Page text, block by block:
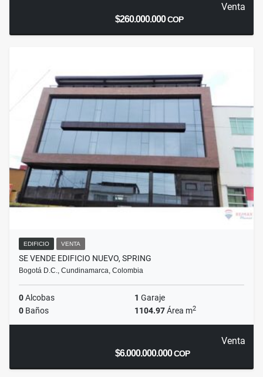
Venta
$260.000.000COP
EDIFICIO VENTA
SE VENDE EDIFICIO NUEVO, SPRING
Bogotá D.C., Cundinamarca, Colombia
0Alcobas 1 Garaje
0 Baños 1104.97Área m2
Venta
$6.000.000.000COP